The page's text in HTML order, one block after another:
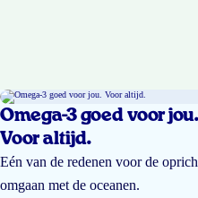
Omega-3 goed voor jou.
Voor altijd.
Eén van de redenen voor de
omgaan met de oceanen.